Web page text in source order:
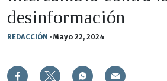
desinformación
REDACCIÓN · Mayo 22, 2024